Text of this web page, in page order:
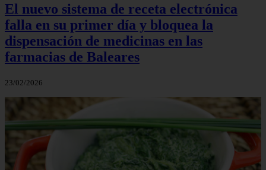
El nuevo sistema de receta electrónica
falla en su primer día y bloquea la
dispensación de medicinas en las
farmacias de Baleares
23/02/2026